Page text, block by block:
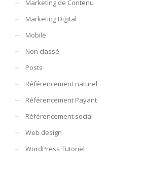
Marketing de Contenu
Marketing Digital
Mobile
Non classé
Posts
Référencement naturel
Référencement Payant
Référencement social
Web design
WordPress Tutoriel